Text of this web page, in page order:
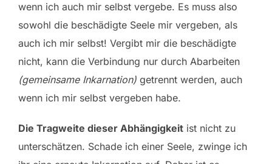
wenn ich auch mir selbst vergebe. Es muss also
sowohl die beschädigte Seele mir vergeben, als
auch ich mir selbst! Vergibt mir die beschädigte
nicht, kann die Verbindung nur durch Abarbeiten
(gemeinsame Inkarnation) getrennt werden, auch
wenn ich mir selbst vergeben habe.
Die Tragweite dieser Abhängigkeit ist nicht zu
unterschätzen. Schade ich einer Seele, zwinge ich